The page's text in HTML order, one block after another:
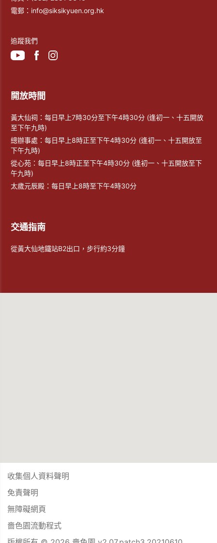
電郵： info@siksikyuen.org.hk
追蹤我們
開放時間
黃大仙祠：每日早上7時30分至下午4時30分 (逢初一、十五開放
至下午九時)
總辦事處：每日早上8時正至下午4時30分 (逢初一、十五開放至
下午九時)
從心苑：每日早上8時正至下午4時30分 (逢初一、十五開放至下
午九時)
太歲元辰殿：每日早上8時至下午4時30分
交通指南
從黃大仙地鐵站B2出口，步行約3分鐘
收集個人資料聲明
免責聲明
無障礙網頁
嗇色園流動程式